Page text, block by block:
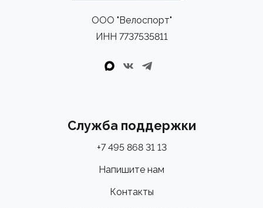
ООО "Велоспорт"
ИНН 7737535811
Служба поддержки
+7 495 868 31 13
Напишите нам
Контакты